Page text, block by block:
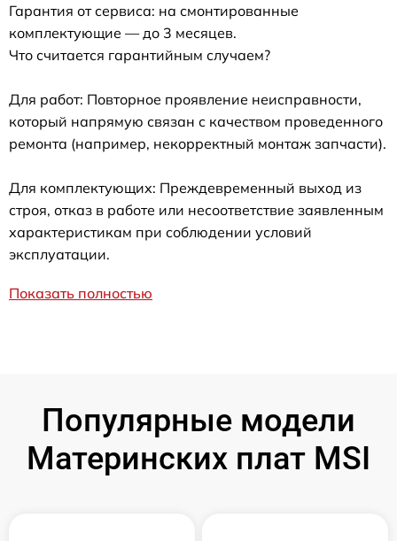
Гарантия от сервиса: на смонтированные
комплектующие — до 3 месяцев.
Что считается гарантийным случаем?
Для работ: Повторное проявление неисправности,
который напрямую связан с качеством проведенного
ремонта (например, некорректный монтаж запчасти).
Для комплектующих: Преждевременный выход из
строя, отказ в работе или несоответствие заявленным
характеристикам при соблюдении условий
эксплуатации.
Показать полностью
Популярные модели
Материнских плат MSI